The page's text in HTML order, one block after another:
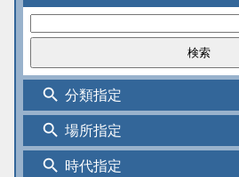
search 分類指定
search 場所指定
search 時代指定